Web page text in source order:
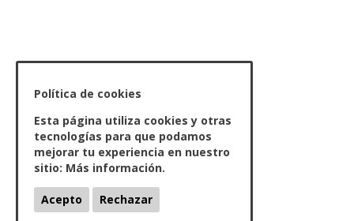
Política de cookies
Esta página utiliza cookies y otras
tecnologías para que podamos
mejorar tu experiencia en nuestro
sitio: Más información.
Acepto Rechazar